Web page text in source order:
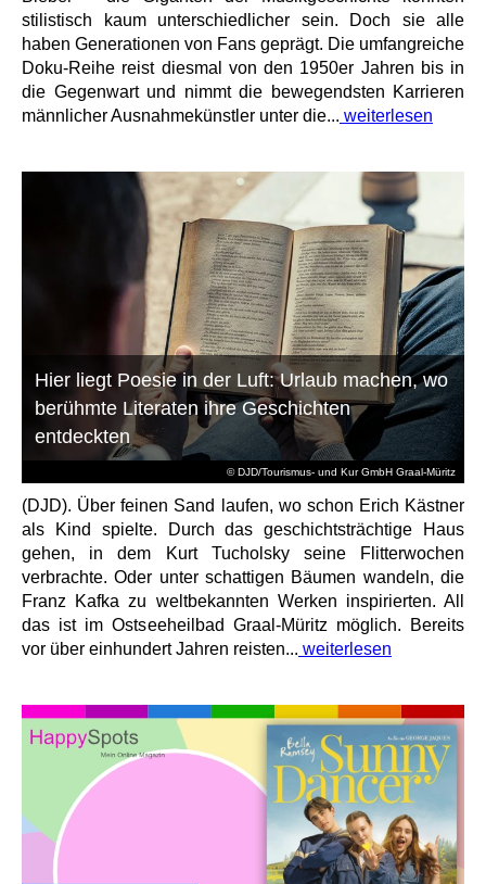
stilistisch kaum unterschiedlicher sein. Doch sie alle
haben Generationen von Fans geprägt. Die umfangreiche
Doku-Reihe reist diesmal von den 1950er Jahren bis in
die Gegenwart und nimmt die bewegendsten Karrieren
männlicher Ausnahmekünstler unter die... weiterlesen
© DJD/Tourismus- und Kur GmbH Graal-Müritz
Hier liegt Poesie in der Luft: Urlaub machen, wo
berühmte Literaten ihre Geschichten
entdeckten
(DJD). Über feinen Sand laufen, wo schon Erich Kästner
als Kind spielte. Durch das geschichtsträchtige Haus
gehen, in dem Kurt Tucholsky seine Flitterwochen
verbrachte. Oder unter schattigen Bäumen wandeln, die
Franz Kafka zu weltbekannten Werken inspirierten. All
das ist im Ostseeheilbad Graal-Müritz möglich. Bereits
vor über einhundert Jahren reisten... weiterlesen